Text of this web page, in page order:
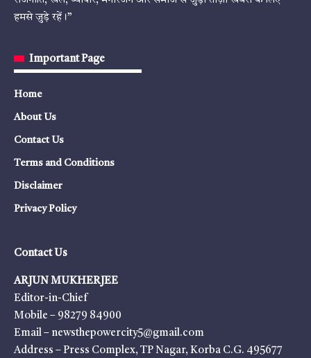
हमसे जुड़े रहें।”
Important Page
Home
About Us
Contact Us
Terms and Conditions
Disclaimer
Privacy Policy
Contact Us
ARJUN MUKHERJEE
Editor-in-Chief
Mobile – 98279 84900
Email – newsthepowercity5@gmail.com
Address – Press Complex, TP Nagar, Korba C.G. 495677